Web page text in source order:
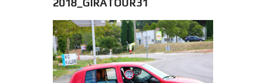
2018_GIRATOUR31